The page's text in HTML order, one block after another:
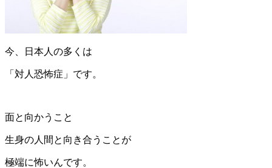
今、日本人の多くは
「対人恐怖症」です。
面と向かうこと
生身の人間と向き合うことが
極端に怖いんです。